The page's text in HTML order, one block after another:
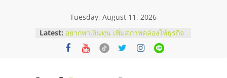
Tuesday, August 11, 2026
Latest: อยากหาเงินทุน เพิ่มสภาพคล่องให้ธุรกิจ
เริ่มยังไงให้ผ่านฉลุย
สัมมนาออนไลน์ โอกาสบริหารสถานี